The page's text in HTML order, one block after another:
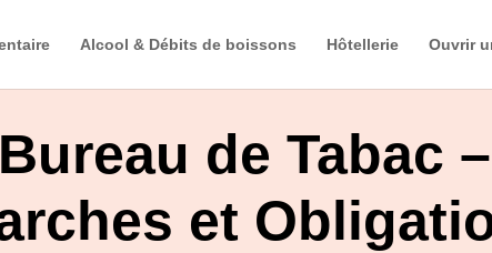
Alcool & Débits de boissons Hôtellerie Ouvrir
de Tabac
et